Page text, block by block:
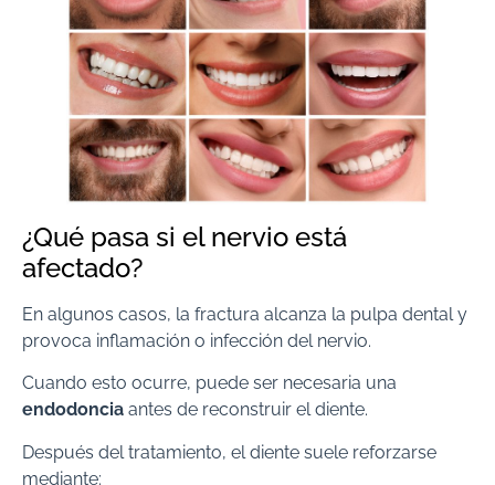
¿Qué pasa si el nervio está
afectado?
En algunos casos, la fractura alcanza la pulpa dental y
provoca inflamación o infección del nervio.
Cuando esto ocurre, puede ser necesaria una
endodoncia antes de reconstruir el diente.
Después del tratamiento, el diente suele reforzarse
mediante: